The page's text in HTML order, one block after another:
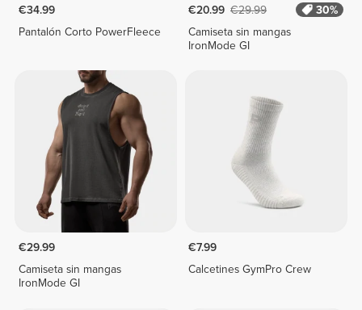
€34.99
Pantalón Corto PowerFleece
€20.99 €29.99
30%
Camiseta sin mangas
IronMode GI
€29.99
Camiseta sin mangas
IronMode GI
€7.99
Calcetines GymPro Crew